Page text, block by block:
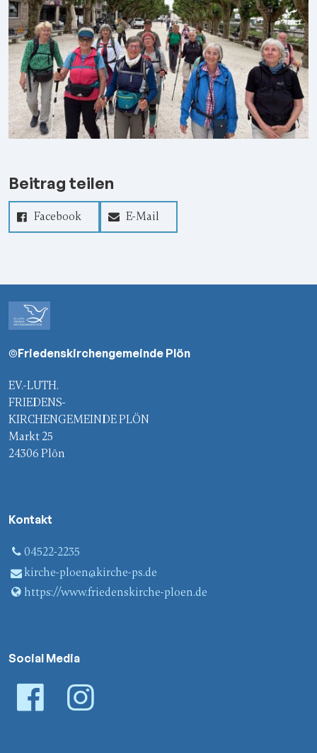
Beitrag teilen
Facebook E-Mail
©Friedenskirchengemeinde Plön
EV.-LUTH.
FRIEDENS-
KIRCHENGEMEINDE PLÖN
Markt 25
24306 Plön
Kontakt
04522-2235
kirche-ploen@​kirche-ps.​de
https://www.​friedenskirche-ploen.​de
Social Media